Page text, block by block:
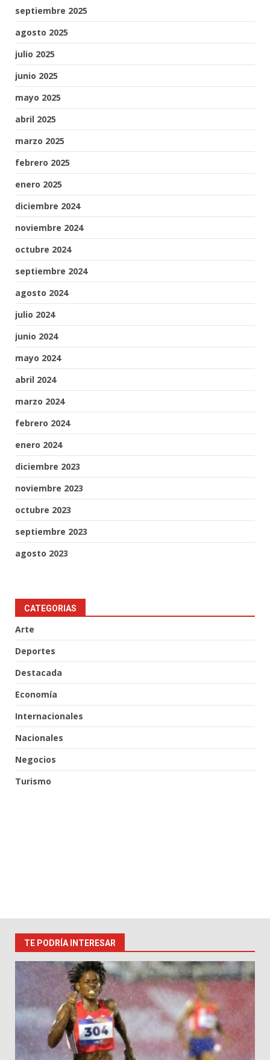
septiembre 2025
agosto 2025
julio 2025
junio 2025
mayo 2025
abril 2025
marzo 2025
febrero 2025
enero 2025
diciembre 2024
noviembre 2024
octubre 2024
septiembre 2024
agosto 2024
julio 2024
junio 2024
mayo 2024
abril 2024
marzo 2024
febrero 2024
enero 2024
diciembre 2023
noviembre 2023
octubre 2023
septiembre 2023
agosto 2023
CATEGORIAS
Arte
Deportes
Destacada
Economía
Internacionales
Nacionales
Negocios
Turismo
TE PODRÍA INTERESAR